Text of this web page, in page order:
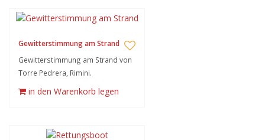
Gewitterstimmung am Strand
Gewitterstimmung am Strand von
Torre Pedrera, Rimini.
in den Warenkorb legen